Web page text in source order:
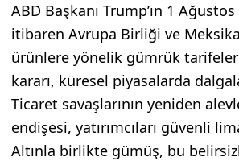
ABD Başkanı Trump’ın 1 Ağustos
itibaren Avrupa Birliği ve
ürünlere yönelik gümrük
kararı, küresel piyasalarda
Ticaret savaşlarının yeniden
endişesi, yatırımcıları güvenli
Altınla birlikte gümüş, bu